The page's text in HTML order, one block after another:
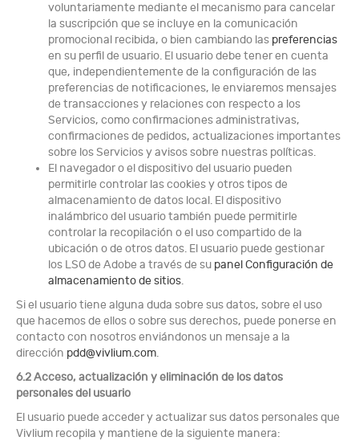
voluntariamente mediante el mecanismo para cancelar
la suscripción que se incluye en la comunicación
promocional recibida, o bien cambiando las preferencias
en su perfil de usuario. El usuario debe tener en cuenta
que, independientemente de la configuración de las
preferencias de notificaciones, le enviaremos mensajes
de transacciones y relaciones con respecto a los
Servicios, como confirmaciones administrativas,
confirmaciones de pedidos, actualizaciones importantes
sobre los Servicios y avisos sobre nuestras políticas.
El navegador o el dispositivo del usuario pueden
permitirle controlar las cookies y otros tipos de
almacenamiento de datos local. El dispositivo
inalámbrico del usuario también puede permitirle
controlar la recopilación o el uso compartido de la
ubicación o de otros datos. El usuario puede gestionar
los LSO de Adobe a través de su panel Configuración de
almacenamiento de sitios.
Si el usuario tiene alguna duda sobre sus datos, sobre el uso
que hacemos de ellos o sobre sus derechos, puede ponerse en
contacto con nosotros enviándonos un mensaje a la
dirección pdd@vivlium.com.
6.2 Acceso, actualización y eliminación de los datos
personales del usuario
El usuario puede acceder y actualizar sus datos personales que
Vivlium recopila y mantiene de la siguiente manera: